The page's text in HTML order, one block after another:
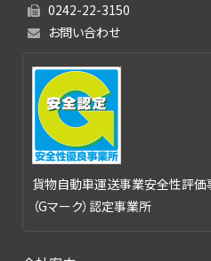
0242-22-3150
お問い合わせ
貨物自動車運送事業安全性評価
（Gマーク）認定事業所